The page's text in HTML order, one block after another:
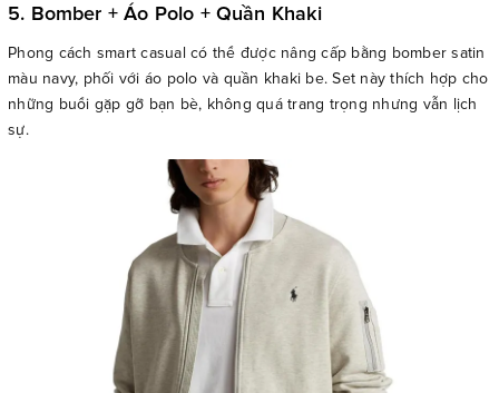
5. Bomber + Áo Polo + Quần Khaki
Phong cách smart casual có thể được nâng cấp bằng bomber satin
màu navy, phối với áo polo và quần khaki be. Set này thích hợp cho
những buổi gặp gỡ bạn bè, không quá trang trọng nhưng vẫn lịch
sự.